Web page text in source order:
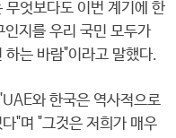
무엇보다도 이번 계기에 한
지를 우리 국민 모두가
는 바람"이라고 말했다.
와 한국은 역사적으로
"며 "그것은 저희가 매우